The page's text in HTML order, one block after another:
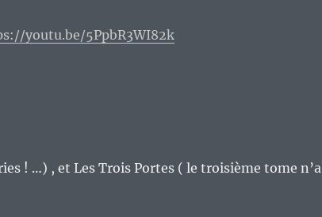
youtu.be/5PpbR3WI82k
! …) , et Les Trois Portes ( le troisième tome n’a